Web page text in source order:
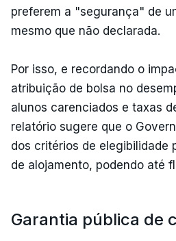
preferem a "segurança" de
mesmo que não declarada.
Por isso, e recordando o
atribuição de bolsa no
alunos carenciados e taxas
relatório sugere que o
dos critérios de elegibilidade
de alojamento, podendo até
Garantia pública de